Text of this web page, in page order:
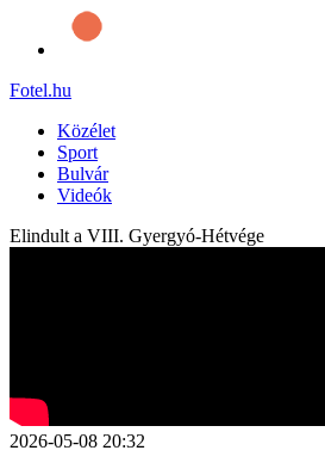
Fotel.hu
Közélet
Sport
Bulvár
Videók
Elindult a VIII. Gyergyó-Hétvége
2026-05-08 20:32